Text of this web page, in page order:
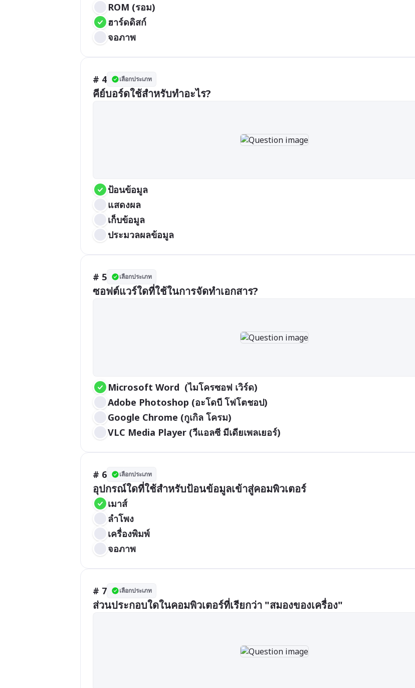
ROM (รอม)
ฮาร์ดดิสก์
จอภาพ
# 4 เลือกประเภท
คีย์บอร์ดใช้สำหรับทำอะไร?
ป้อนข้อมูล
แสดงผล
เก็บข้อมูล
ประมวลผลข้อมูล
# 5 เลือกประเภท
ซอฟต์แวร์ใดที่ใช้ในการจัดทำเอกสาร?
Microsoft Word  (ไมโครซอฟ เวิร์ด)
Adobe Photoshop (อะโดบี โฟโตชอป)
Google Chrome (กูเกิล โครม)
VLC Media Player (วีแอลซี มีเดียเพลเยอร์)
# 6 เลือกประเภท
อุปกรณ์ใดที่ใช้สำหรับป้อนข้อมูลเข้าสู่คอมพิวเตอร์
เมาส์
ลำโพง
เครื่องพิมพ์
จอภาพ
# 7 เลือกประเภท
ส่วนประกอบใดในคอมพิวเตอร์ที่เรียกว่า "สมองของเครื่อง"